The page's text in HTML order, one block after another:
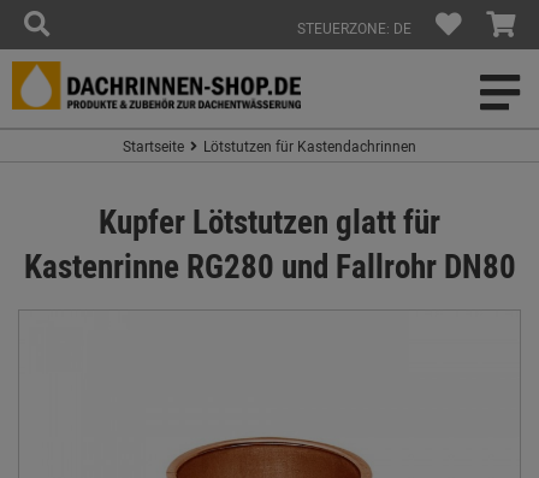
STEUERZONE: DE
Startseite Lötstutzen für Kastendachrinnen
Kupfer Lötstutzen glatt für
Kastenrinne RG280 und Fallrohr DN80